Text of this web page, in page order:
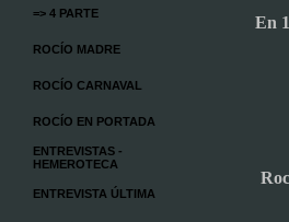
=> 4 PARTE
ROCÍO MADRE
ROCÍO CARNAVAL
ROCÍO EN PORTADA
ENTREVISTAS -
HEMEROTECA
ENTREVISTA ÚLTIMA
En